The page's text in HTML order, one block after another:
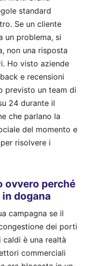
standard
Se un cliente
un problema, si
non una risposta
Ho visto aziende
e recensioni
previsto un team di
24 durante il
che parlano la
del momento e
risolvere i
ovvero perché
dogana
campagna se il
dei porti
è una realtà
commerciali